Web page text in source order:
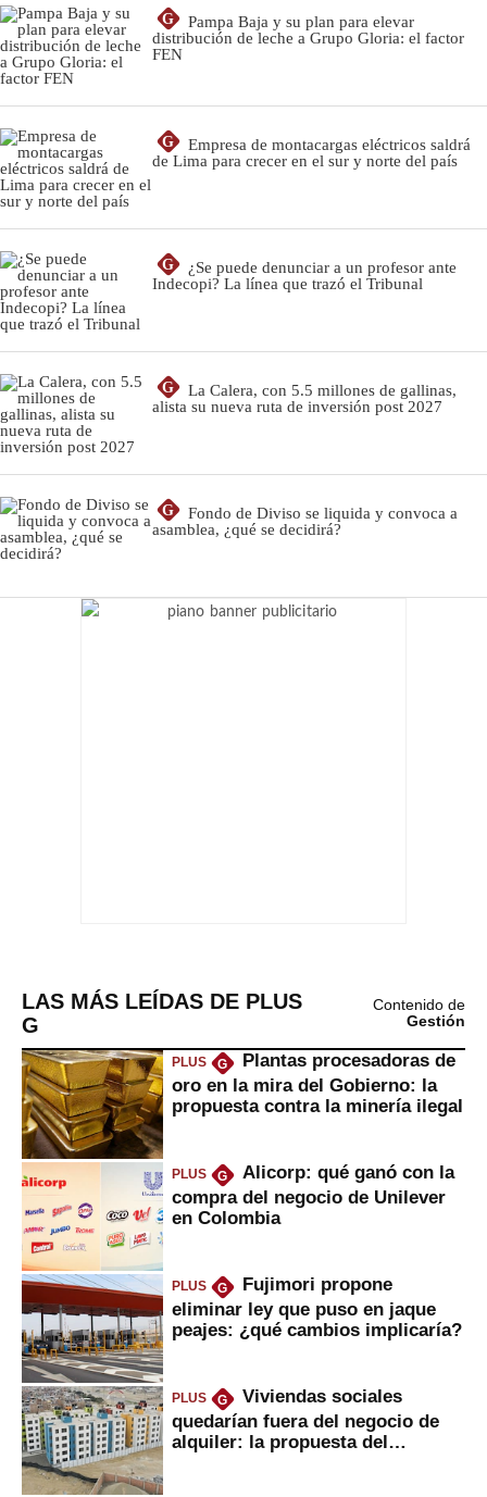
G
Pampa Baja y su plan para elevar
distribución de leche a Grupo Gloria: el factor
FEN
G
Empresa de montacargas eléctricos saldrá
de Lima para crecer en el sur y norte del país
G
¿Se puede denunciar a un profesor ante
Indecopi? La línea que trazó el Tribunal
G
La Calera, con 5.5 millones de gallinas,
alista su nueva ruta de inversión post 2027
G
Fondo de Diviso se liquida y convoca a
asamblea, ¿qué se decidirá?
LAS MÁS LEÍDAS DE PLUS
G
Contenido de
Gestión
PLUS G
Plantas procesadoras de
oro en la mira del Gobierno: la
propuesta contra la minería ilegal
PLUS G
Alicorp: qué ganó con la
compra del negocio de Unilever
en Colombia
PLUS G
Fujimori propone
eliminar ley que puso en jaque
peajes: ¿qué cambios implicaría?
PLUS G
Viviendas sociales
quedarían fuera del negocio de
alquiler: la propuesta del